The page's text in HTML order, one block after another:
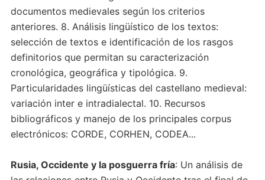
documentos medievales según los criterios
anteriores. 8. Análisis lingüístico de los textos:
selección de textos e identificación de los rasgos
definitorios que permitan su caracterización
cronológica, geográfica y tipológica. 9.
Particularidades lingüísticas del castellano medieval:
variación inter e intradialectal. 10. Recursos
bibliográficos y manejo de los principales corpus
electrónicos: CORDE, CORHEN, CODEA...
Rusia, Occidente y la posguerra fría: Un análisis de